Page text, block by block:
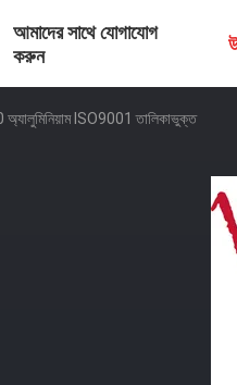
আমাদের সাথে যোগাযোগ
করুন
ISO9001 তালিকাভুক্ত